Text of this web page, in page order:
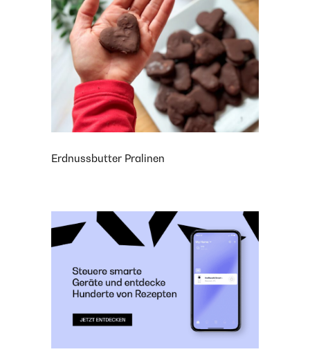
Erdnussbutter Pralinen